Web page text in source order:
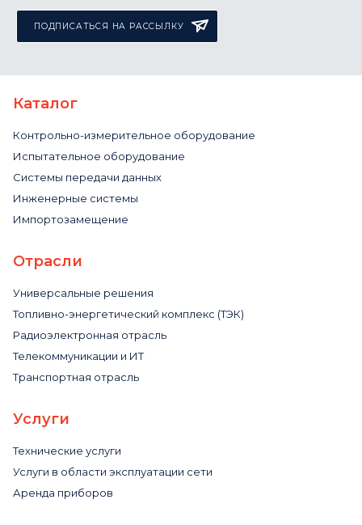
ПОДПИСАТЬСЯ НА РАССЫЛКУ
Каталог
Контрольно-измерительное оборудование
Испытательное оборудование
Системы передачи данных
Инженерные системы
Импортозамещение
Отрасли
Универсальные решения
Топливно-энергетический комплекс (ТЭК)
Радиоэлектронная отрасль
Телекоммуникации и ИТ
Транспортная отрасль
Услуги
Технические услуги
Услуги в области эксплуатации сети
Аренда приборов